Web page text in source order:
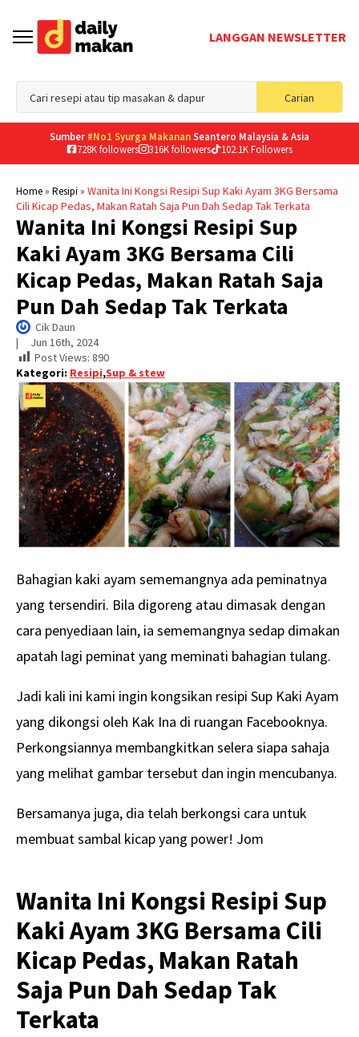
LANGGAN NEWSLETTER
Carian
for:
Sumber #No1 Syurga MakananSeantero Malaysia & Asia
728K followers
316K followers 102.1K Followers
Home» Resipi » Wanita Ini Kongsi Resipi Sup Kaki Ayam 3KG Bersama
Cili Kicap Pedas, Makan Ratah Saja Pun Dah Sedap Tak Terkata
Wanita Ini Kongsi Resipi Sup
Kaki Ayam 3KG Bersama Cili
Kicap Pedas, Makan Ratah Saja
Pun Dah Sedap Tak Terkata
Cik Daun
| Jun 16th, 2024
Post Views: 890
Kategori: Resipi,Sup & stew
Bahagian kaki ayam sememangnya ada peminatnya
yang tersendiri. Bila digoreng atau dimasak dengan
cara penyediaan lain, ia sememangnya sedap dimakan
apatah lagi peminat yang meminati bahagian tulang.
Jadi kali ini kami ingin kongsikan resipi Sup Kaki Ayam
yang dikongsi oleh Kak Ina di ruangan Facebooknya.
Perkongsiannya membangkitkan selera siapa sahaja
yang melihat gambar tersebut dan ingin mencubanya.
Bersamanya juga, dia telah berkongsi cara untuk
membuat sambal kicap yang power! Jom
Wanita Ini Kongsi Resipi Sup
Kaki Ayam 3KG Bersama Cili
Kicap Pedas, Makan Ratah
Saja Pun Dah Sedap Tak
Terkata